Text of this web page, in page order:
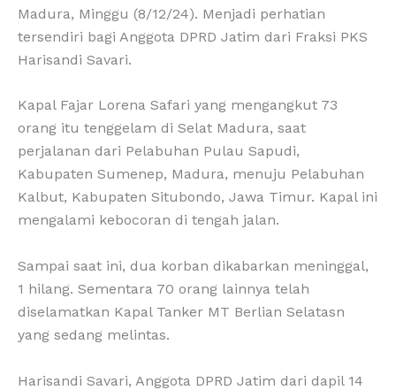
Madura, Minggu (8/12/24). Menjadi perhatian
tersendiri bagi Anggota DPRD Jatim dari Fraksi PKS
Harisandi Savari.
Kapal Fajar Lorena Safari yang mengangkut 73
orang itu tenggelam di Selat Madura, saat
perjalanan dari Pelabuhan Pulau Sapudi,
Kabupaten Sumenep, Madura, menuju Pelabuhan
Kalbut, Kabupaten Situbondo, Jawa Timur. Kapal ini
mengalami kebocoran di tengah jalan.
Sampai saat ini, dua korban dikabarkan meninggal,
1 hilang. Sementara 70 orang lainnya telah
diselamatkan Kapal Tanker MT Berlian Selatasn
yang sedang melintas.
Harisandi Savari, Anggota DPRD Jatim dari dapil 14